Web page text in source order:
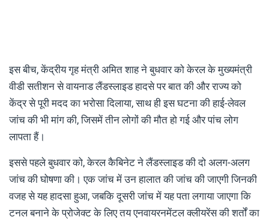
इस बीच, केंद्रीय गृह मंत्री अमित शाह ने बुधवार को केरल के मुख्यमंत्री
वीडी सतीशन से वायनाड लैंडस्लाइड हादसे पर बात की और राज्य को
केंद्र से पूरी मदद का भरोसा दिलाया, साथ ही इस घटना की हाई-लेवल
जांच की भी मांग की, जिसमें तीन लोगों की मौत हो गई और पांच लोग
लापता हैं।
इससे पहले बुधवार को, केरल कैबिनेट ने लैंडस्लाइड की दो अलग-अलग
जांच की घोषणा की। एक जांच में उन हालात की जांच की जाएगी जिनकी
वजह से यह हादसा हुआ, जबकि दूसरी जांच में यह पता लगाया जाएगा कि
टनल बनाने के प्रोजेक्ट के लिए तय एनवायरनमेंटल क्लीयरेंस की शर्तों का